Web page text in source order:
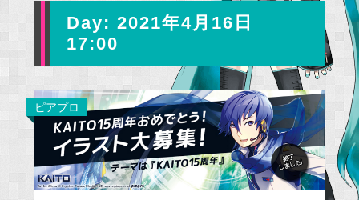
Day: 2021年4月16日
17:00
ピアプロ